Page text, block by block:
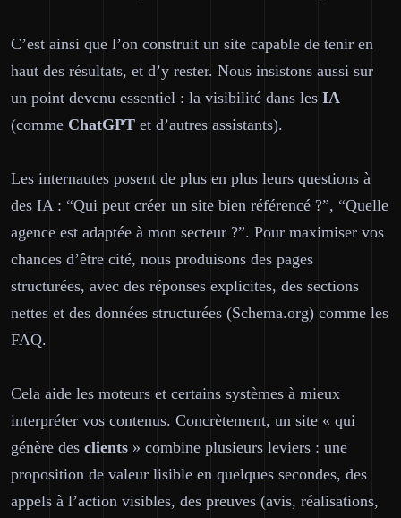
C’est ainsi que l’on construit un site capable de tenir en
haut des résultats, et d’y rester. Nous insistons aussi sur
un point devenu essentiel : la visibilité dans les IA
(comme ChatGPT et d’autres assistants).
Les internautes posent de plus en plus leurs questions à
des IA : “Qui peut créer un site bien référencé ?”, “Quelle
agence est adaptée à mon secteur ?”. Pour maximiser vos
chances d’être cité, nous produisons des pages
structurées, avec des réponses explicites, des sections
nettes et des données structurées (Schema.org) comme les
FAQ.
Cela aide les moteurs et certains systèmes à mieux
interpréter vos contenus. Concrètement, un site « qui
génère des clients » combine plusieurs leviers : une
proposition de valeur lisible en quelques secondes, des
appels à l’action visibles, des preuves (avis, réalisations,